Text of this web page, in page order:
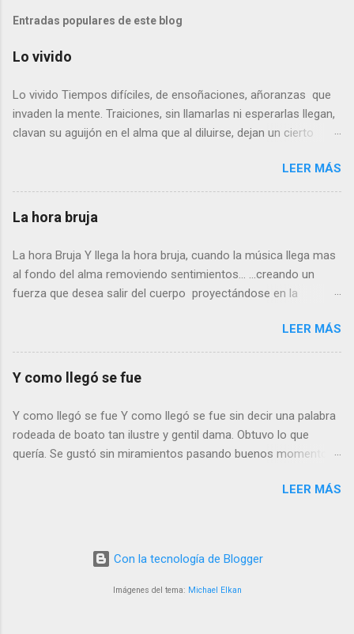
n
a
r
i
Entradas populares de este blog
Lo vivido
Lo vivido Tiempos difíciles, de ensoñaciones, añoranzas que
invaden la mente. Traiciones, sin llamarlas ni esperarlas llegan,
clavan su aguijón en el alma que al diluirse, dejan un cierto
dulces, agradables, dejando el amago de una ligera sonrisa.
Otras, parecen sin sentido, casi dolientes, no llegan a ser
reproches, solo un poso de duda. No podemos evitarlo. ¿Juicio
del pasado?. ¿Inconsciente revisión de lo que fue? No lo se, ni
por llegar….. o tan solo dudar de lo vivido. Rafael Serrano Ruiz
LEER MÁS
La hora bruja
La hora Bruja Y llega la hora bruja, cuando la música llega mas
al fondo del alma removiendo sentimientos… …creando un
fuerza que desea salir del cuerpo proyectándose en la
acordes acompañando con los brazos esa orquesta
imaginaria como si fuera parte del hechizo que te inunda. En
ese trance te viene una imagen. Abrazados, corazón con
corazón gozabas por sentirte a su lado. No había ni presente
la melodia como fondo. “Ha pasado el tiempo. Te preguntas
como pasó. Cómo lentamente, con el paso de la vida, esa
sensación se fue amortiguando. Amor de amante dio paso al
Amor de amigo o al amor de hermano…” La melodía ha
gesto, al final, apagas la luz Y con suerte dejas de pensar
LEER MÁS
Y como llegó se fue
Y como llegó se fue Y como llegó se fue sin decir una palabra
rodeada de boato tan ilustre y gentil dama. Obtuvo lo que
quería. Se gustó sin miramientos pasando buenos momentos
su amante, pues de nada le servía Tiempos que engañan
Sin decir una palabra No importa lo que pasó con tan bella y
gentil dama Rafael Serrano Ruiz 26/2/2022
LEER MÁS
Con la tecnología de Blogger
Imágenes del tema: Michael Elkan